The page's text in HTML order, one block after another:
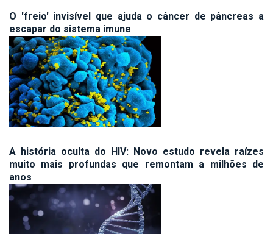
O 'freio' invisível que ajuda o câncer de pâncreas a
escapar do sistema imune
A história oculta do HIV: Novo estudo revela raízes
muito mais profundas que remontam a milhões de
anos